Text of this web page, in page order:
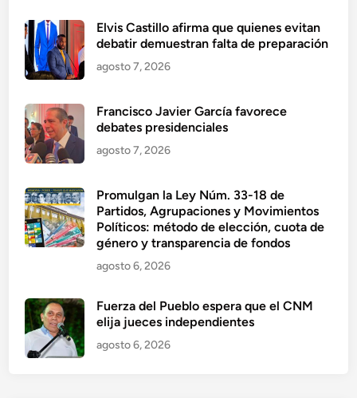
Elvis Castillo afirma que quienes evitan
debatir demuestran falta de preparación
agosto 7, 2026
Francisco Javier García favorece
debates presidenciales
agosto 7, 2026
Promulgan la Ley Núm. 33-18 de
Partidos, Agrupaciones y Movimientos
Políticos: método de elección, cuota de
género y transparencia de fondos
agosto 6, 2026
Fuerza del Pueblo espera que el CNM
elija jueces independientes
agosto 6, 2026